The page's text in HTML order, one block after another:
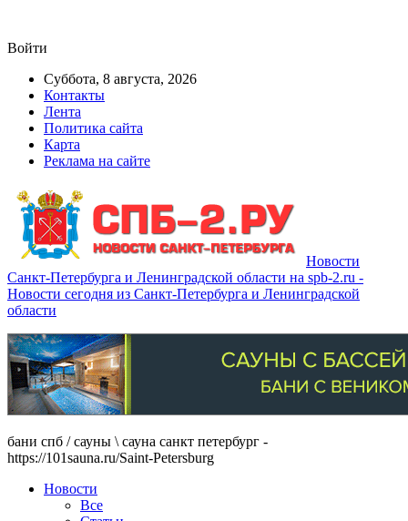
Войти
Суббота, 8 августа, 2026
Контакты
Лента
Политика сайта
Карта
Реклама на сайте
Новости
Санкт-Петербурга и Ленинградской области на spb-2.ru -
Новости сегодня из Санкт-Петербурга и Ленинградской
области
бани спб / сауны \ сауна санкт петербург -
https://101sauna.ru/Saint-Petersburg
Новости
Все